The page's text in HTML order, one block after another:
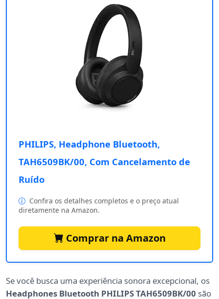
PHILIPS, Headphone Bluetooth,
TAH6509BK/00, Com Cancelamento de
Ruído
Confira os detalhes completos e o preço atual
diretamente na Amazon.
Comprar na Amazon
Se você busca uma experiência sonora excepcional, os
Headphones Bluetooth PHILIPS TAH6509BK/00 são